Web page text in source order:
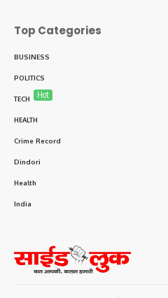
Top Categories
BUSINESS
POLITICS
TECH Hot
HEALTH
Crime Record
Dindori
Health
India